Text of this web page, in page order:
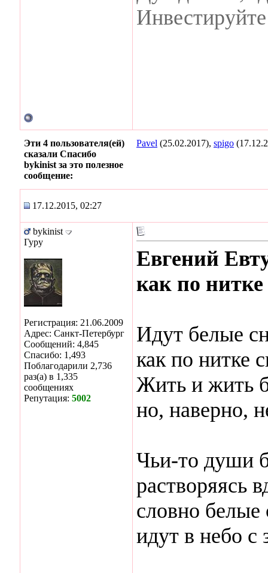
Эти 4 пользователя(ей)
сказали Спасибо
bykinist за это полезное
сообщение:
Pavel (25.02.2017), spigo
17.12.2015, 02:27
bykinist
Гуру
Регистрация: 21.06.2009
Адрес: Санкт-Петербург
Сообщений: 4,845
Спасибо: 1,493
Поблагодарили 2,736
раз(а) в 1,335
сообщениях
Репутация: 5002
Евгений
как по нитке
Идут белые
как по нитке
Жить и жить
но, наверно,
Чьи-то души
растворяясь
словно белые
идут в небо с